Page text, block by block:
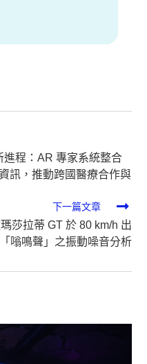
進程：AR 專家系統整合
訊，推動跨國醫療合作與
下一篇文章
莎拉蒂 GT 於 80 km/h 出
嗡鳴聲」之振動噪音分析